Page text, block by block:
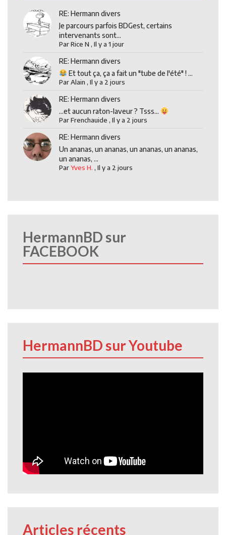
RE: Hermann divers
Je parcours parfois BDGest, certains
intervenants sont...
ParRice N ,Il y a 1 jour
RE: Hermann divers
Et tout ça, ça a fait un "tube de l'été" ! ...
ParAlain ,Il y a 2 jours
RE: Hermann divers
...et aucun raton-laveur ? Tsss...
ParFrenchauide ,Il y a 2 jours
RE: Hermann divers
Un ananas, un ananas, un ananas, un ananas,
un ananas, ...
ParYves H. ,Il y a 2 jours
HermannBD sur
FACEBOOK
HermannBD sur Youtube
Articles récents